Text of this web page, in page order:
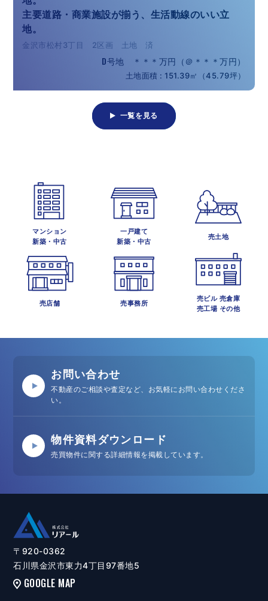
主要道路・商業施設が揃う、生活動線のいい立
地。
金沢市松村3丁目 2区画 土地 済
D号地 ＊＊＊万円（＠＊＊＊万円）
土地面積 : 151.39㎡（45.79坪）
一覧を見る
マンション
新築・中古
一戸建て
新築・中古
売土地
売店舗 売事務所
売ビル 売倉庫
売工場 その他
お問い合わせ
不動産のご相談や査定など、お気軽にお問い合わせくださ
い。
物件資料ダウンロード
売買物件に関する詳細情報を掲載しています。
〒920-0362
石川県金沢市東力4丁目97番地5
GOOGLE MAP